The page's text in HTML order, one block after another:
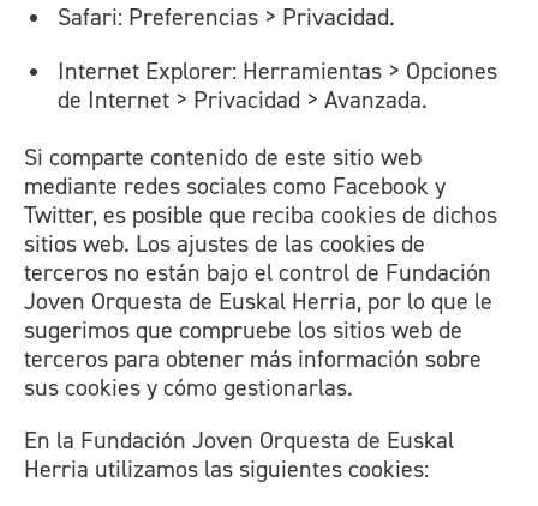
Safari: Preferencias > Privacidad.
Internet Explorer: Herramientas > Opciones
de Internet > Privacidad > Avanzada.
Si comparte contenido de este sitio web
mediante redes sociales como Facebook y
Twitter, es posible que reciba cookies de dichos
sitios web. Los ajustes de las cookies de
terceros no están bajo el control de Fundación
Joven Orquesta de Euskal Herria, por lo que le
sugerimos que compruebe los sitios web de
terceros para obtener más información sobre
sus cookies y cómo gestionarlas.
En la Fundación Joven Orquesta de Euskal
Herria utilizamos las siguientes cookies: